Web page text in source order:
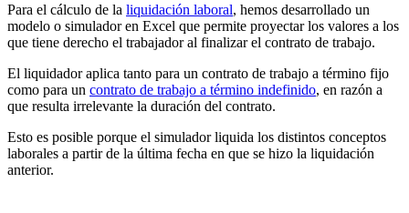
Para el cálculo de la liquidación laboral, hemos desarrollado un
modelo o simulador en Excel que permite proyectar los valores a los
que tiene derecho el trabajador al finalizar el contrato de trabajo.
El liquidador aplica tanto para un contrato de trabajo a término fijo
como para un contrato de trabajo a término indefinido, en razón a
que resulta irrelevante la duración del contrato.
Esto es posible porque el simulador liquida los distintos conceptos
laborales a partir de la última fecha en que se hizo la liquidación
anterior.